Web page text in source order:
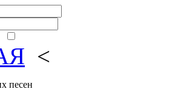
<
песен